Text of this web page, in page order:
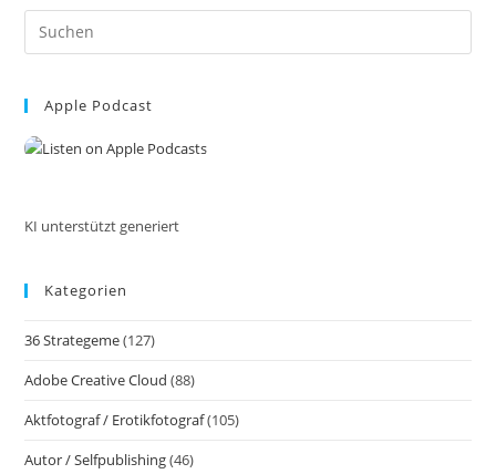
Meer
Dem
Der
Apple Podcast
KI unterstützt generiert
Kategorien
36 Strategeme(127)
Adobe Creative Cloud (88)
Aktfotograf / Erotikfotograf(105)
Autor / Selfpublishing(46)